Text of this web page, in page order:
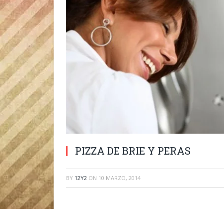
PIZZA DE BRIE Y PERAS
BY 12Y2 ON 10 MARZO, 2014